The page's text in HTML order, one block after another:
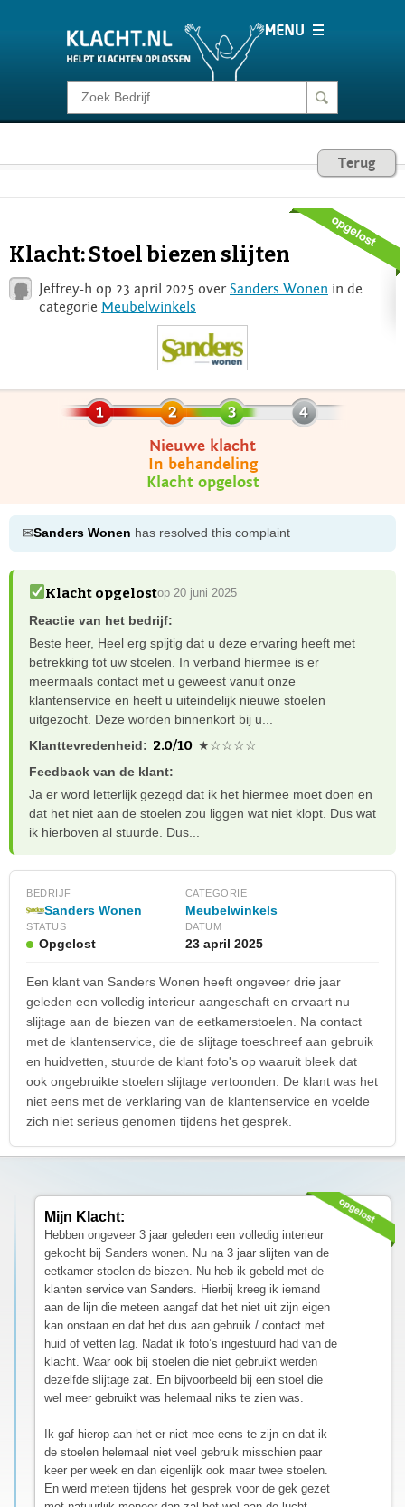
Klacht melden
Consumentenrecht Terug
Klacht: Stoel biezen slijten
Jeffrey-h op 23 april 2025 over Sanders Wonen in de
categorie Meubelwinkels
Nieuwe klacht
In behandeling
Klacht opgelost
✉Sanders Wonen has resolved this complaint
Klacht opgelostop 20 juni 2025
Reactie van het bedrijf:
Beste heer, Heel erg spijtig dat u deze ervaring heeft met
betrekking tot uw stoelen. In verband hiermee is er
meermaals contact met u geweest vanuit onze
klantenservice en heeft u uiteindelijk nieuwe stoelen
uitgezocht. Deze worden binnenkort bij u...
Klanttevredenheid: 2.0/10 ★☆☆☆☆
Feedback van de klant:
Ja er word letterlijk gezegd dat ik het hiermee moet doen en
dat het niet aan de stoelen zou liggen wat niet klopt. Dus wat
ik hierboven al stuurde. Dus...
BEDRIJF
Sanders Wonen
CATEGORIE
Meubelwinkels
STATUS
Opgelost
DATUM
23 april 2025
Een klant van Sanders Wonen heeft ongeveer drie jaar
geleden een volledig interieur aangeschaft en ervaart nu
slijtage aan de biezen van de eetkamerstoelen. Na contact
met de klantenservice, die de slijtage toeschreef aan gebruik
en huidvetten, stuurde de klant foto's op waaruit bleek dat
ook ongebruikte stoelen slijtage vertoonden. De klant was het
niet eens met de verklaring van de klantenservice en voelde
zich niet serieus genomen tijdens het gesprek.
Mijn Klacht:
Hebben ongeveer 3 jaar geleden een volledig interieur
gekocht bij Sanders wonen. Nu na 3 jaar slijten van de
eetkamer stoelen de biezen. Nu heb ik gebeld met de
klanten service van Sanders. Hierbij kreeg ik iemand
aan de lijn die meteen aangaf dat het niet uit zijn eigen
kan onstaan en dat het dus aan gebruik / contact met
huid of vetten lag. Nadat ik foto’s ingestuurd had van de
klacht. Waar ook bij stoelen die niet gebruikt werden
dezelfde slijtage zat. En bijvoorbeeld bij een stoel die
wel meer gebruikt was helemaal niks te zien was.
Ik gaf hierop aan het er niet mee eens te zijn en dat ik
de stoelen helemaal niet veel gebruik misschien paar
keer per week en dan eigenlijk ook maar twee stoelen.
En werd meteen tijdens het gesprek voor de gek gezet